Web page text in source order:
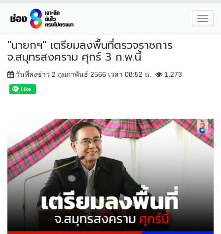
"นายกฯ" เตรียมลงพื้นที่ตรวจราชการ
จ.สมุทรสงคราม ศุกร์ 3 ก.พ.นี้
วันที่ลงข่าว 2 กุมภาพันธ์ 2566 เวลา 08:52 น. 1,273